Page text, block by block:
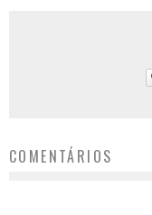
COMENTÁRIOS